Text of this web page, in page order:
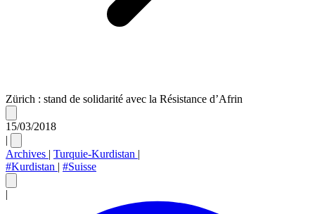
Zürich : stand de solidarité avec la Résistance d’Afrin
15/03/2018
|
Archives | Turquie-Kurdistan |
#Kurdistan | #Suisse
|